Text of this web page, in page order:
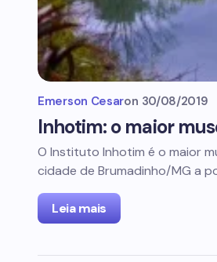
Emerson Cesaron 30/08/2019
Inhotim: o maior
O Instituto Inhotim é o maior
cidade de Brumadinho/MG a
Leia mais